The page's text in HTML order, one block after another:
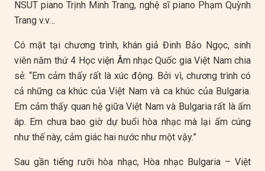
NSUT piano Trịnh Minh Trang, nghệ sĩ piano Phạm Quỳnh
Trang v.v…
Có mặt tại chương trình, khán giả Đinh Bảo Ngọc, sinh
viên năm thứ 4 Học viện Âm nhạc Quốc gia Việt Nam chia
sẻ: “Em cảm thấy rất là xúc động. Bởi vì, chương trình có
cả những ca khúc của Việt Nam và ca khúc của Bulgaria.
Em cảm thấy quan hệ giữa Việt Nam và Bulgaria rất là ấm
áp. Em chưa bao giờ dự buổi hòa nhạc mà lại ấm cúng
như thế này, cảm giác hai nước như một vậy.”
Sau gần tiếng rưỡi hòa nhạc, Hòa nhạc Bulgaria – Việt